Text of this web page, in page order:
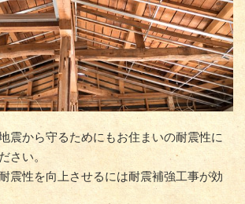
震から守るためにもお住まいの耐震性に
さい。
震性を向上させるには耐震補強工事が効